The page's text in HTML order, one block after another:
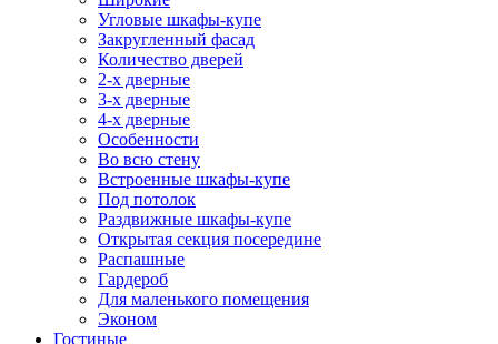
Угловые шкафы-купе
Закругленный фасад
Количество дверей
2-х дверные
3-х дверные
4-х дверные
Особенности
Во всю стену
Встроенные шкафы-купе
Под потолок
Раздвижные шкафы-купе
Открытая секция посередине
Распашные
Гардероб
Для маленького помещения
Эконом
Гостиные